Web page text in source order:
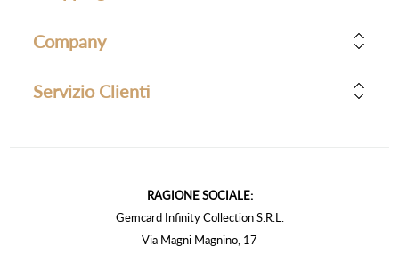
Company
Servizio Clienti
RAGIONE SOCIALE:
Gemcard Infinity Collection S.R.L.
Via Magni Magnino, 17